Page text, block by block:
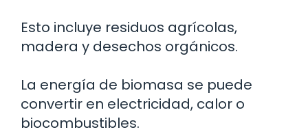
Esto incluye residuos agrícolas,
madera y desechos orgánicos.
La energía de biomasa se puede
convertir en electricidad, calor o
biocombustibles.